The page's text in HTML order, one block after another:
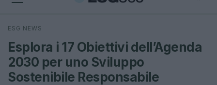
Cerca
ESG NEWS
Esplora i 17 Obiettivi dell’Agenda
2030 per uno Sviluppo
Sostenibile Responsabile